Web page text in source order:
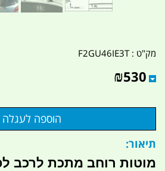
מק"ט :F2GU46IE3T
₪530
תיאור:
מוטות רוחב מתכת לרכב